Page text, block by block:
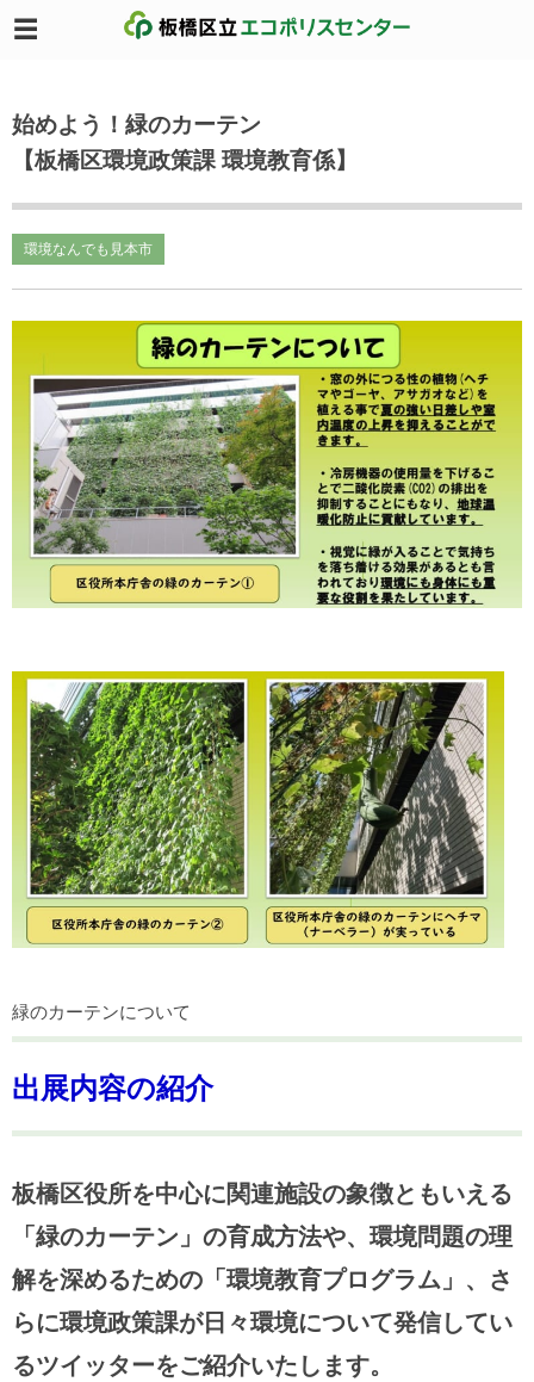
始めよう！緑のカーテン
【板橋区環境政策課 環境教育係】
環境なんでも見本市
緑のカーテンについて
出展内容の紹介
板橋区役所を中心に関連施設の象徴ともいえる
「緑のカーテン」の育成方法や、環境問題の理
解を深めるための「環境教育プログラム」、さ
らに環境政策課が日々環境について発信してい
るツイッターをご紹介いたします。